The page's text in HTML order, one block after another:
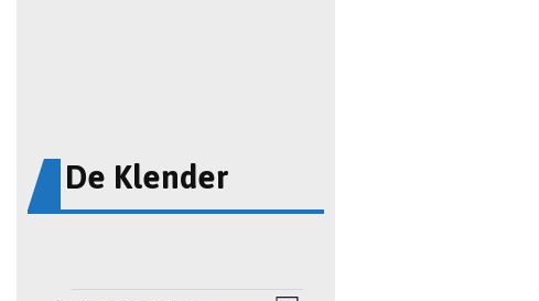
De Klender